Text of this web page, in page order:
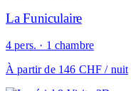
La Funiculaire
4 pers. · 1 chambre
À partir de146 CHF / nuit